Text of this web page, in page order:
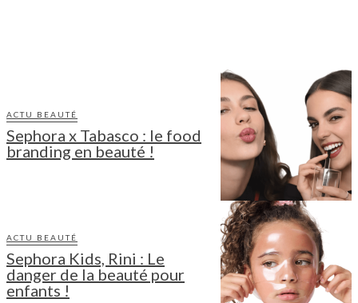
ACTU BEAUTÉ
Sephora x Tabasco : le food
branding en beauté !
ACTU BEAUTÉ
Sephora Kids, Rini : Le
danger de la beauté pour
enfants !